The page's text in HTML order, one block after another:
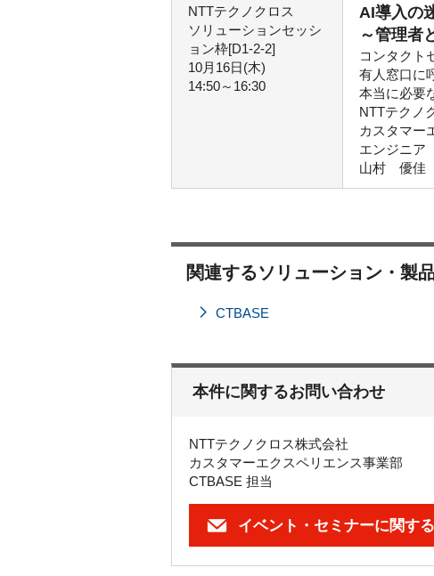
NTTテクノクロス
ソリューションセッシ
ョン枠[D1-2-2]
10月16日(木)
14:50～16:30
AI導入の
～管理者
コンタクト
有人窓口に
本当に必要
NTTテクノ
カスタマー
エンジニア
山村 優佳
関連するソリューション・製
CTBASE
本件に関するお問い合わせ
NTTテクノクロス株式会社
カスタマーエクスペリエンス事業部
CTBASE 担当
イベント・セミナーに関す